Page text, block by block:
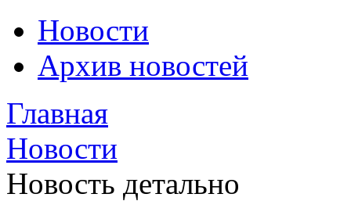
Новости
Архив новостей
Главная
Новости
Новость детально